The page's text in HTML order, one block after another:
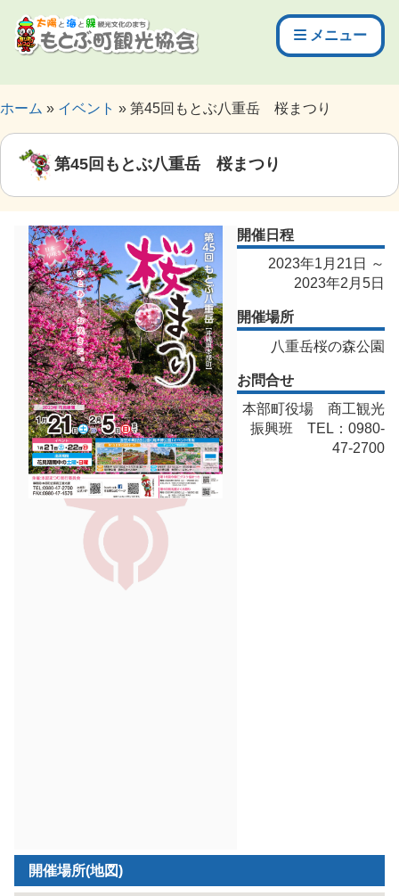
メニュー
ホーム イベント 第45回もとぶ八重岳 桜まつり
第45回もとぶ八重岳 桜まつり
開催日程
2023年1月21日 ～
2023年2月5日
開催場所
八重岳桜の森公園
お問合せ
本部町役場 商工観光
振興班 TEL：0980-
47-2700
開催場所(地図)